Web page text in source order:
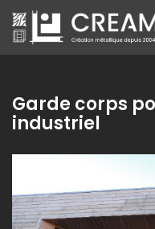
CREAMETAL Création
NOS
Garde corps
industriel